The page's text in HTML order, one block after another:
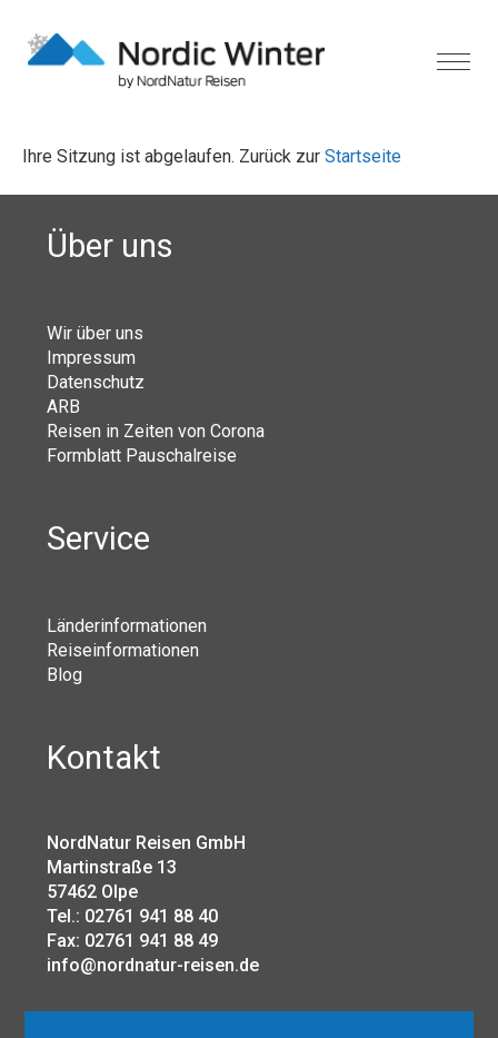
Ihre Sitzung ist abgelaufen. Zurück zur Startseite
Über uns
Wir über uns
Impressum
Datenschutz
ARB
Reisen in Zeiten von Corona
Formblatt Pauschalreise
Service
Länderinformationen
Reiseinformationen
Blog
Kontakt
NordNatur Reisen GmbH
Martinstraße 13
57462 Olpe
Tel.: 02761 941 88 40
Fax: 02761 941 88 49
info@nordnatur-reisen.de